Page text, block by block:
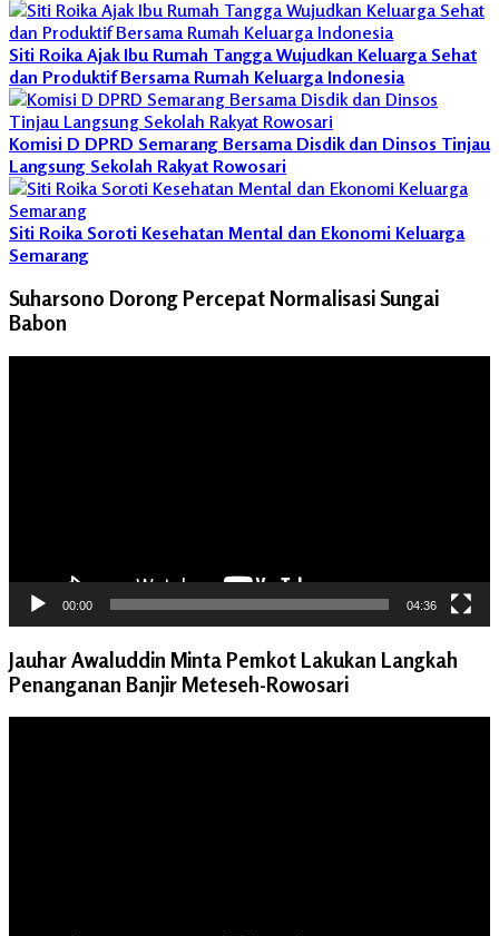
Siti Roika Ajak Ibu Rumah Tangga Wujudkan Keluarga Sehat
dan Produktif Bersama Rumah Keluarga Indonesia
Komisi D DPRD Semarang Bersama Disdik dan Dinsos Tinjau
Langsung Sekolah Rakyat Rowosari
Siti Roika Soroti Kesehatan Mental dan Ekonomi Keluarga
Semarang
Suharsono Dorong Percepat Normalisasi Sungai
Babon
00:00 04:36
Jauhar Awaluddin Minta Pemkot Lakukan Langkah
Penanganan Banjir Meteseh-Rowosari